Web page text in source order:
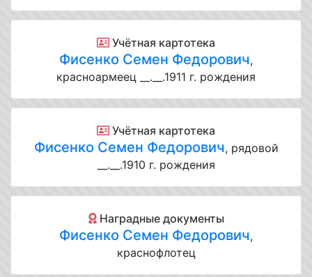
Учётная картотека
Фисенко Семен Федорович,
красноармеец __.__.1911 г. рождения
Учётная картотека
Фисенко Семен Федорович, рядовой
__.__.1910 г. рождения
Наградные документы
Фисенко Семен Федорович,
краснофлотец